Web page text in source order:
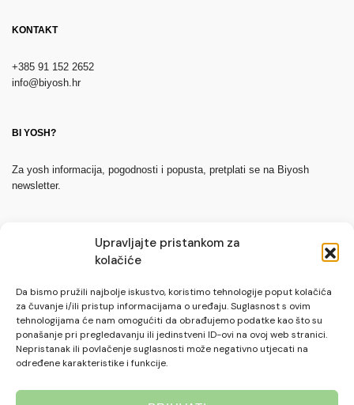
Upravljajte pristankom za
kolačiće
Da bismo pružili najbolje iskustvo, koristimo tehnologije poput kolačića
za čuvanje i/ili pristup informacijama o uređaju. Suglasnost s ovim
tehnologijama će nam omogućiti da obrađujemo podatke kao što su
ponašanje pri pregledavanju ili jedinstveni ID-ovi na ovoj web stranici.
Nepristanak ili povlačenje suglasnosti može negativno utjecati na
određene karakteristike i funkcije.
KONTAKT
+385 91 152 2652
info@biyosh.hr
BI YOSH?
Za yosh informacija, pogodnosti i popusta, pretplati se na Biyosh
newsletter.
PRETPLATI SE